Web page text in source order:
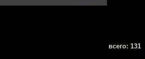
всего: 131